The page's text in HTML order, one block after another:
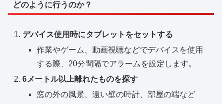
どのように行うのか？
デバイス使用時にタブレットをセットする
作業やゲーム、動画視聴などでデバイスを使用
する際、20分間隔でアラームを設定します。
6メートル以上離れたものを探す
窓の外の風景、遠い壁の時計、部屋の端など